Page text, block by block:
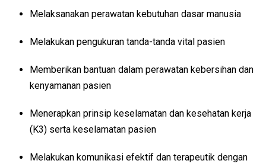
Melaksanakan perawatan kebutuhan dasar manusia
Melakukan pengukuran tanda-tanda vital pasien
Memberikan bantuan dalam perawatan kebersihan dan
kenyamanan pasien
Menerapkan prinsip keselamatan dan kesehatan kerja
(K3) serta keselamatan pasien
Melakukan komunikasi efektif dan terapeutik dengan